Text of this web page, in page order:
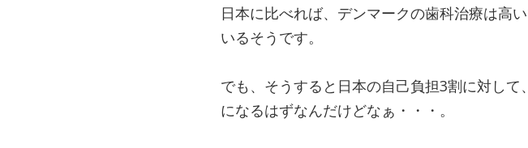
日本に比べれば、デンマークの歯科治療は高
いるそうです。
でも、そうすると日本の自己負担3割に対し
になるはずなんだけどなぁ・・・。